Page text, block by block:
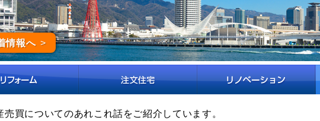
情報へ
売買についてのあれこれ話をご紹介しています。